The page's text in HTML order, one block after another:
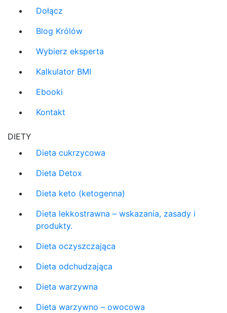
Dołącz
Blog Królów
Wybierz eksperta
Kalkulator BMI
Ebooki
Kontakt
DIETY
Dieta cukrzycowa
Dieta Detox
Dieta keto (ketogenna)
Dieta lekkostrawna – wskazania, zasady i
produkty.
Dieta oczyszczająca
Dieta odchudzająca
Dieta warzywna
Dieta warzywno – owocowa